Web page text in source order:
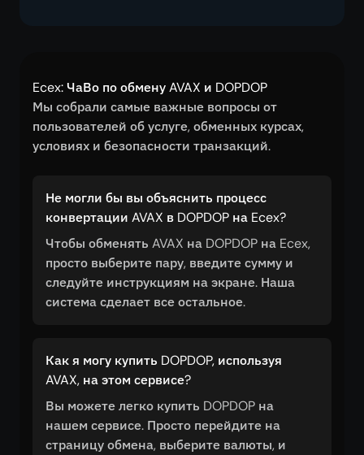
Ecex: ЧаВо по обмену AVAX и DOPDOP
Мы собрали самые важные вопросы от
пользователей об услуге, обменных курсах,
условиях и безопасности транзакций.
Не могли бы вы объяснить процесс
конвертации AVAX в DOPDOP на Ecex?
Чтобы обменять AVAX на DOPDOP на Ecex,
просто выберите пару, введите сумму и
следуйте инструкциям на экране. Наша
система сделает все остальное.
Как я могу купить DOPDOP, используя
AVAX, на этом сервисе?
Вы можете легко купить DOPDOP на
нашем сервисе. Просто перейдите на
страницу обмена, выберите валюты, и